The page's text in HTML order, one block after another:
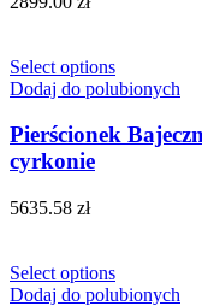
Select options
Dodaj do polubionych
Pierścionek
cyrkonie
5635.58 zł
Select options
Dodaj do polubionych